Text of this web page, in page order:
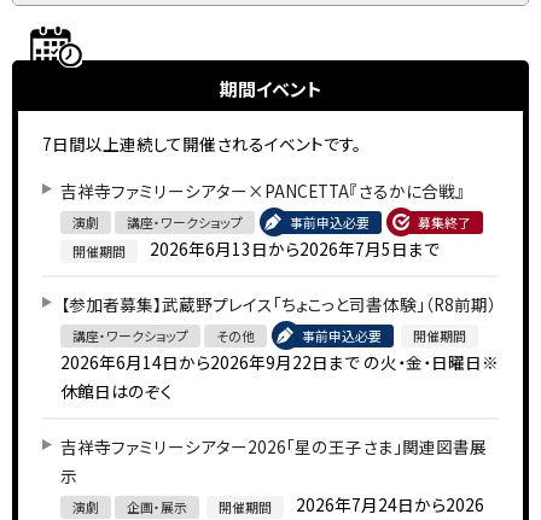
期間イベント
7日間以上連続して開催されるイベントです。
吉祥寺ファミリーシアター×PANCETTA『さるかに合戦』
演劇 講座・ワークショップ 事前申込必要
募集終了
開催期間
2026年6月13日から2026年7月5日まで
【参加者募集】武蔵野プレイス「ちょこっと司書体験」（R8前期）
講座・ワークショップ その他 事前申込必要 開催期間
2026年6月14日から2026年9月22日まで の火・金・日曜日※
休館日はのぞく
吉祥寺ファミリーシアター2026「星の王子さま」関連図書展
示
演劇 企画・展示 開催期間
2026年7月24日から2026